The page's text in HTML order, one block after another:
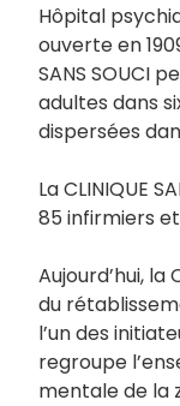
Hôpital
ouverte en
SANS SOUCI
adultes dans
dispersées
La CLINIQUE
85 infirmiers
Aujourd’hui, la
du
l’un des
regroupe
mentale de la